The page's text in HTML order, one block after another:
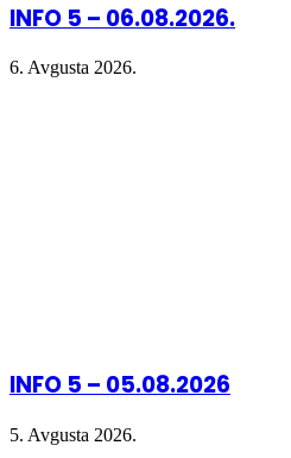
INFO 5 – 06.08.2026.
6. Avgusta 2026.
INFO 5 – 05.08.2026
5. Avgusta 2026.